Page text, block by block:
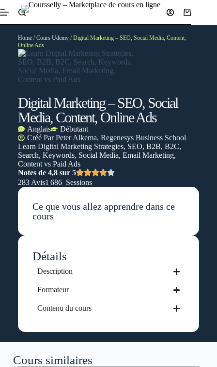
Home/Cours Udemy/ Digital Marketing – SEO, Social Media, Content,
Online Ads
Digital Marketing – SEO, Social
Media, Content, Online Ads
Anglais
Débutant
Créé ParPeter Alkema, Regenesys Business School
Learn Digital Marketing Strategies, SEO, B2B, B2C,
Search, Keywords, Social Media, Email Marketing,
Content vs Paid Ads
Notes de 4,8 sur 5
283 Avis1 686 Sessions
Ce que vous allez apprendre dans ce
cours
Détails
Description
Formateur
Contenu du cours
Cours similaires